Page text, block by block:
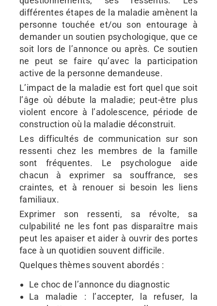
différentes étapes de la maladie amènent la
personne touchée et/ou son entourage à
demander un soutien psychologique, que ce
soit lors de l’annonce ou après. Ce soutien
ne peut se faire qu’avec la participation
active de la personne demandeuse.
L’impact de la maladie est fort quel que soit
l’âge où débute la maladie; peut-être plus
violent encore à l’adolescence, période de
construction où la maladie déconstruit.
Les difficultés de communication sur son
ressenti chez les membres de la famille
sont fréquentes. Le psychologue aide
chacun à exprimer sa souffrance, ses
craintes, et à renouer si besoin les liens
familiaux.
Exprimer son ressenti, sa révolte, sa
culpabilité ne les font pas disparaître mais
peut les apaiser et aider à ouvrir des portes
face à un quotidien souvent difficile.
Quelques thèmes souvent abordés :
Le choc de l’annonce du diagnostic
La maladie : l’accepter, la refuser, la